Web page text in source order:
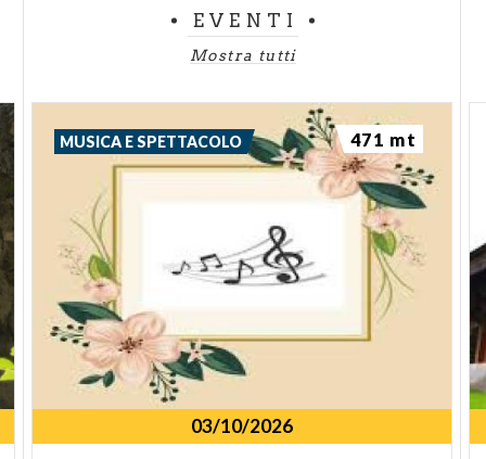
EVENTI
Mostra tutti
03/10/2026
MUSICA E SPETTACOLO 471 mt